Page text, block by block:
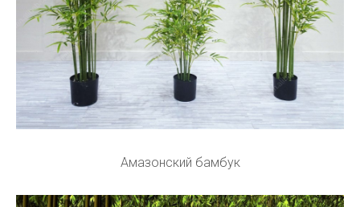
Амазонский бамбук